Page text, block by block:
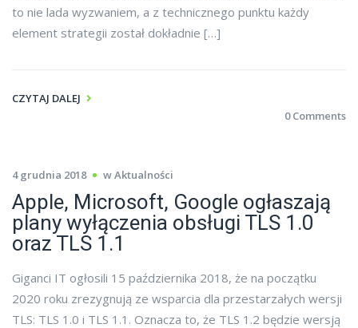
to nie lada wyzwaniem, a z technicznego punktu każdy
element strategii został dokładnie […]
CZYTAJ DALEJ
0 Comments
4 grudnia 2018 wAktualności
Apple, Microsoft, Google ogłaszają
plany wyłączenia obsługi TLS 1.0
oraz TLS 1.1
Giganci IT ogłosili 15 października 2018, że na początku
2020 roku zrezygnują ze wsparcia dla przestarzałych wersji
TLS: TLS 1.0 i TLS 1.1. Oznacza to, że TLS 1.2 będzie wersją